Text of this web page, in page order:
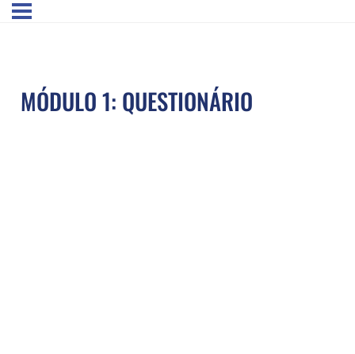
MÓDULO 1: QUESTIONÁRIO